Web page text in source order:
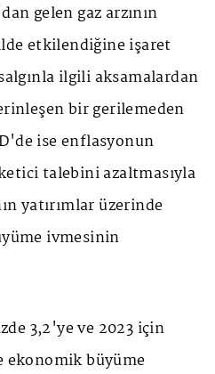
gelen gaz arzının
etkilendiğine işaret
ilgili aksamalardan
bir gerilemeden
ise enflasyonun
talebini azaltmasıyla
yatırımlar üzerinde
ivmesinin
3,2'ye ve 2023 için
ekonomik büyüme